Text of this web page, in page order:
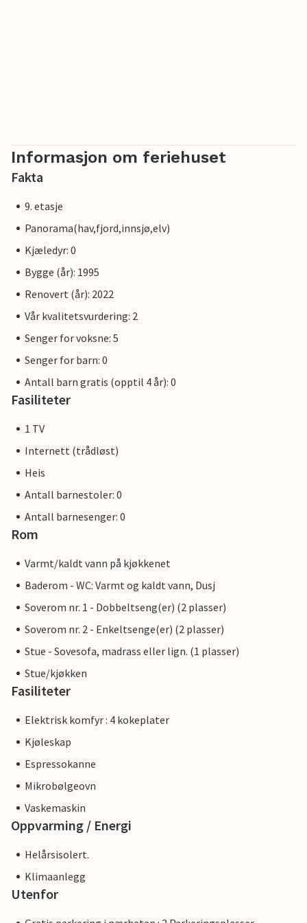
Informasjon om feriehuset
Fakta
9. etasje
Panorama(hav,fjord,innsjø,elv)
Kjæledyr: 0
Bygge (år): 1995
Renovert (år): 2022
Vår kvalitetsvurdering: 2
Senger for voksne: 5
Senger for barn: 0
Antall barn gratis (opptil 4 år): 0
Fasiliteter
1 TV
Internett (trådløst)
Heis
Antall barnestoler: 0
Antall barnesenger: 0
Rom
Varmt/kaldt vann på kjøkkenet
Baderom - WC: Varmt og kaldt vann, Dusj
Soverom nr. 1 - Dobbeltseng(er) (2 plasser)
Soverom nr. 2 - Enkeltsenge(er) (2 plasser)
Stue - Sovesofa, madrass eller lign. (1 plasser)
Stue/kjøkken
Fasiliteter
Elektrisk komfyr : 4 kokeplater
Kjøleskap
Espressokanne
Mikrobølgeovn
Vaskemaskin
Oppvarming / Energi
Helårsisolert.
Klimaanlegg
Utenfor